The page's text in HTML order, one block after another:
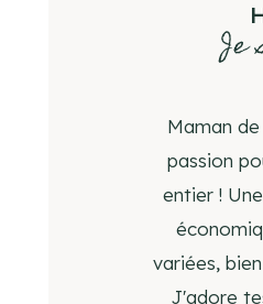
Je
Maman
passion
entier !
variées,
J'adore